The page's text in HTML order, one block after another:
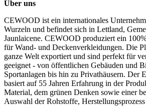
Über uns
CEWOOD ist ein internationales
Wurzeln und befindet sich in Lettland,
Jaunlaicene. CEWOOD produziert ein
für Wand- und Deckenverkleidungen. Die
ganze Welt exportiert und sind perfekt für
geeignet - von öffentlichen Gebäuden und
Sportanlagen bis hin zu Privathäusern. Der
basiert auf 55 Jahren Erfahrung in der
Material, dem grünen Denken sowie einer
Auswahl der Rohstoffe,